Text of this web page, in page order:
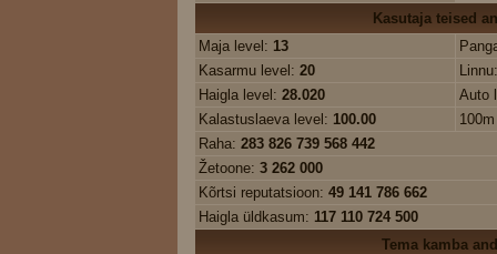
Kasutaja teised
Maja level: 13
Kasarmu level: 20
Haigla level: 28.020
Auto
Kalastuslaeva level: 100.00
Raha: 283 826 739 568 442
Žetoone: 3 262 000
Kõrtsi reputatsioon: 49 141 786 662
Haigla üldkasum: 117 110 724 500
Tema kamba